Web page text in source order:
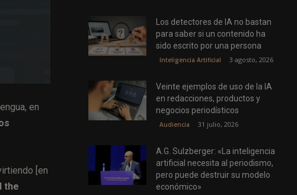
en
[en
the
Los detectores de IA no bastan
para saber si un contenido ha
sido escrito por una persona
Inteligencia Artificial 3 agosto, 2026
Veinte ejemplos de uso de la IA
en redacciones, productos y
negocios periodísticos
Audiencia 31 julio, 2026
A.G. Sulzberger: «La inteligencia
artificial necesita al periodismo,
pero puede destruir su modelo
económico»